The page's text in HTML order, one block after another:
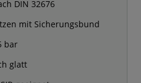
DIN 32676
mit Sicherungsbund
bar
glatt